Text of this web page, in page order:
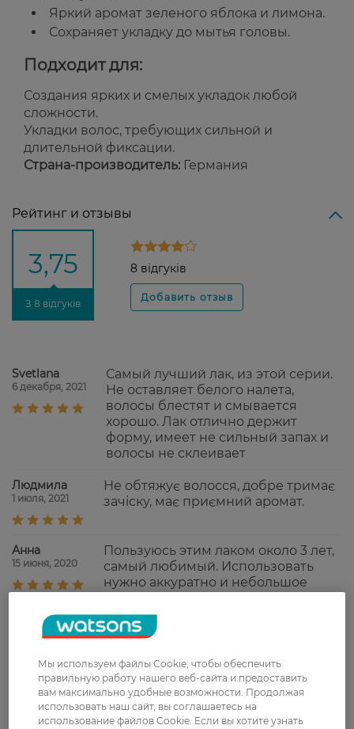
Яркий аромат зеленого яблока и лимона.
Сохраняет укладку до мытья головы.
Подходит для:
Создания ярких и смелых укладок любой
сложности.
Укладки волос, требующих сильной и
длительной фиксации.
Страна-производитель: Германия
Рейтинг и отзывы
3,75
З 8 відгуків
8 відгуків
Svetlana
6 декабря, 2021
Самый лучший лак, из этой серии.
Не оставляет белого налета,
волосы блестят и смывается
хорошо. Лак отлично держит
форму, имеет не сильный запах и
волосы не склеивает
Людмила
1 июля, 2021
Не обтяжує волосся, добре тримає
зачіску, має приємний аромат.
Анна
15 июня, 2020
Пользуюсь этим лаком около 3 лет,
самый любимый. Использовать
нужно аккуратно и небольшое
сверхсильная фиксация. При
правильном применении "не клеит
долго и волосы рассчесывать
после его использования не
сложно.
ЛІЛІЯ Честно говоря, лак совершенно
Мы используем файлы Cookie, чтобы обеспечить
правильную работу нашего веб-сайта и предоставить
вам максимально удобные возможности. Продолжая
использовать наш сайт, вы соглашаетесь на
использование файлов Cookie. Если вы хотите узнать